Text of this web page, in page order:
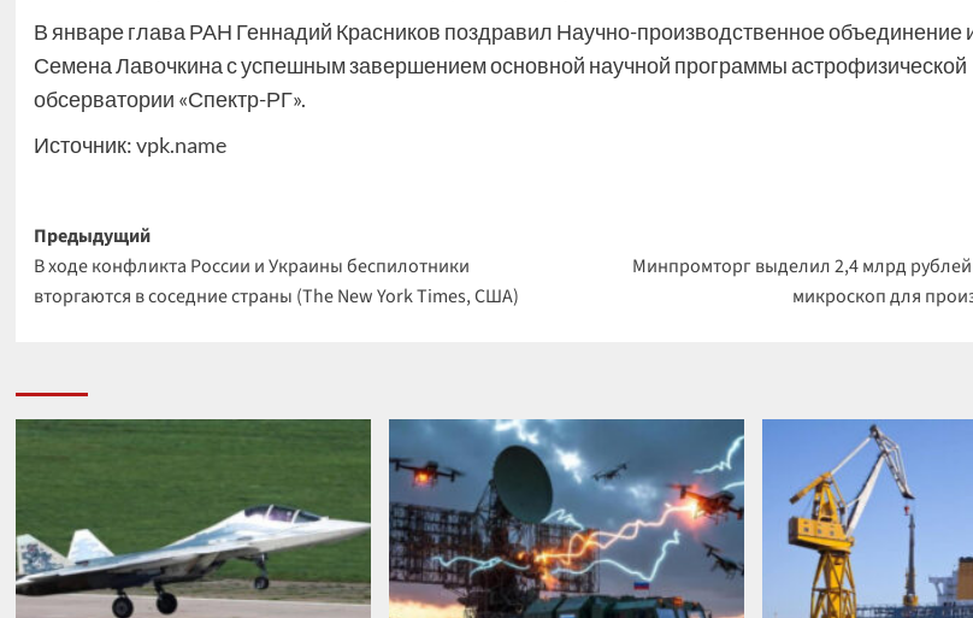
В январе глава РАН Геннадий Красников поздравил Научно-производственное объединение
Семена Лавочкина с успешным завершением основной научной программы астрофизической
обсерватории «Спектр-РГ».
Источник:vpk.name
Навигация
записи
Предыдущий
В ходе конфликта России и Украины беспилотники
вторгаются в соседние страны (The New York Times, США)
Минпромторг выделил 2,4 млрд рублей
микроскоп для